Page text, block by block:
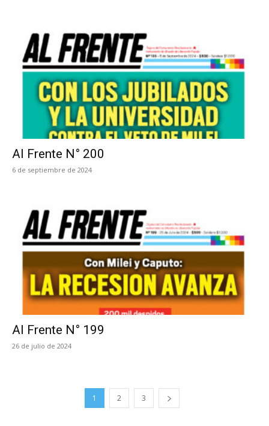
Al Frente N° 200
6 de septiembre de 2024
Al Frente N° 199
26 de julio de 2024
1 2 3